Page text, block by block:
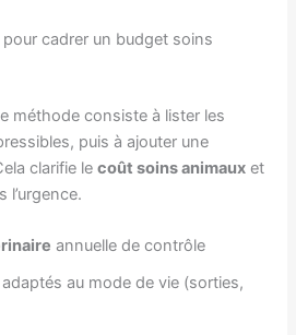
cadrer un budget soins
méthode consiste à lister les
puis à ajouter une
clarifie lecoût soins animaux et
l’urgence.
annuelle de contrôle
adaptés au mode de vie (sorties,